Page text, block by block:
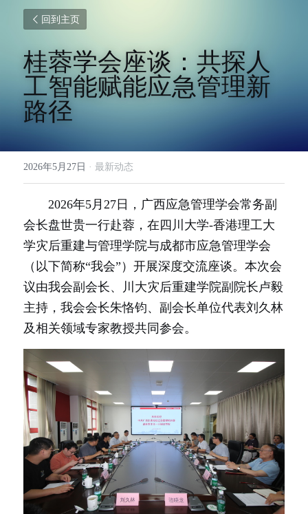
回到主页
桂蓉学会座谈：共探人
工智能赋能应急管理新
路径
2026年5月27日 · 最新动态
2026年5月27日，广西应急管理学会常务副
会长盘世贵一行赴蓉，在四川大学-香港理工大
学灾后重建与管理学院与成都市应急管理学会
（以下简称“我会”）开展深度交流座谈。本次会
议由我会副会长、川大灾后重建学院副院长卢毅
主持，我会会长朱恪钧、副会长单位代表刘久林
及相关领域专家教授共同参会。